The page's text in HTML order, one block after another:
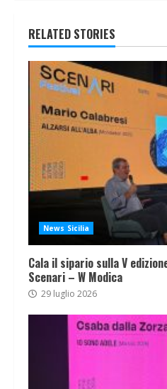
RELATED STORIES
News Sicilia
Cala il sipario sulla V
Scenari – W Modica
29 luglio 2026